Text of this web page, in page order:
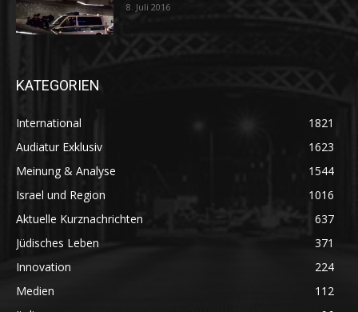
8. Juli 2016
KATEGORIEN
International
1821
Audiatur Exklusiv
1623
Meinung & Analyse
1544
Israel und Region
1016
Aktuelle Kurznachrichten
637
Jüdisches Leben
371
Innovation
224
Medien
112